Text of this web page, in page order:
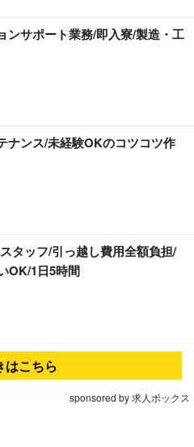
ンサポート業務/即入寮/製造・工
ナンス/未経験OKのコツコツ作
タッフ/引っ越し費用全額負担/
OK/1日5時間
はこちら
sponsored by 求人ボックス